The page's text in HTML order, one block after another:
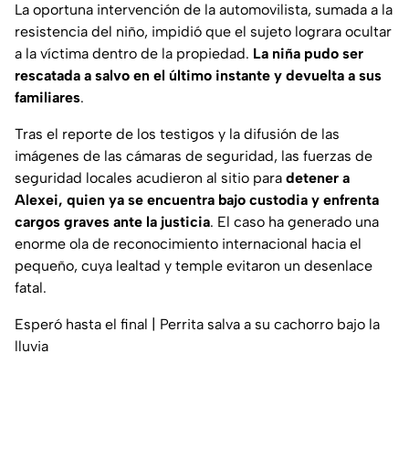
La oportuna intervención de la automovilista, sumada a la
resistencia del niño, impidió que el sujeto lograra ocultar
a la víctima dentro de la propiedad. La niña pudo ser
rescatada a salvo en el último instante y devuelta a sus
familiares.
Tras el reporte de los testigos y la difusión de las
imágenes de las cámaras de seguridad, las fuerzas de
seguridad locales acudieron al sitio para detener a
Alexei, quien ya se encuentra bajo custodia y enfrenta
cargos graves ante la justicia. El caso ha generado una
enorme ola de reconocimiento internacional hacia el
pequeño, cuya lealtad y temple evitaron un desenlace
fatal.
Esperó hasta el final | Perrita salva a su cachorro bajo la
lluvia